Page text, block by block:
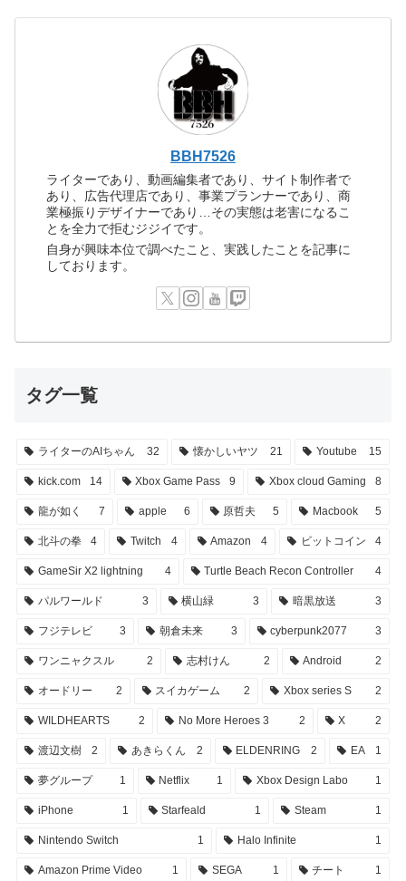
BBH7526
ライターであり、動画編集者であり、サイト制作者で
あり、広告代理店であり、事業プランナーであり、商
業極振りデザイナーであり…その実態は老害になるこ
とを全力で拒むジジイです。
自身が興味本位で調べたこと、実践したことを記事に
しております。
タグ一覧
ライターのAIちゃん 32 懐かしいヤツ 21 Youtube 15
kick.com 14 Xbox Game Pass 9 Xbox cloud Gaming 8
龍が如く 7 apple 6 原哲夫 5 Macbook 5
北斗の拳 4 Twitch 4 Amazon 4 ビットコイン 4
GameSir X2 lightning 4 Turtle Beach Recon Controller 4
パルワールド 3 横山緑 3 暗黒放送 3
フジテレビ 3 朝倉未来 3 cyberpunk2077 3
ワンニャクスル 2 志村けん 2 Android 2
オードリー 2 スイカゲーム 2 Xbox series S 2
WILDHEARTS 2 No More Heroes 3 2 X 2
渡辺文樹 2 あきらくん 2 ELDENRING 2 EA 1
夢グループ 1 Netflix 1 Xbox Design Labo 1
iPhone 1 Starfeald 1 Steam 1
Nintendo Switch 1 Halo Infinite 1
Amazon Prime Video 1 SEGA 1 チート 1